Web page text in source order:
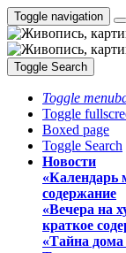
Toggle navigation
Toggle Search
Toggle
Toggle
Boxed page
Toggle Search
Новости
«Календарь
содержание
«Вечера на
краткое
«Тайна